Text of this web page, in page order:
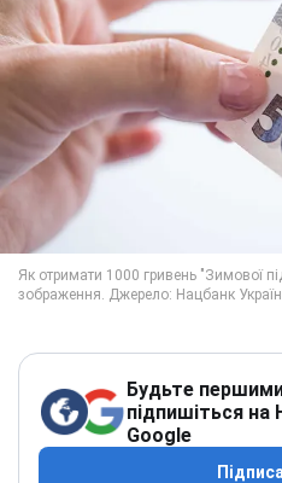
Будьте
підпишіться на
Google